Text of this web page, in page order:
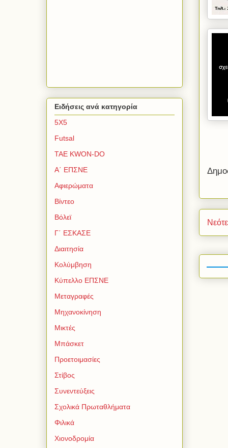
Ειδήσεις ανά κατηγορία
5Χ5
Futsal
TAE KWON-DO
Α΄ ΕΠΣΝΕ
Αφιερώματα
Βίντεο
Βόλεϊ
Γ΄ ΕΣΚΑΣΕ
Διαιτησία
Κολύμβηση
Κύπελλο ΕΠΣΝΕ
Μεταγραφές
Μηχανοκίνηση
Μικτές
Μπάσκετ
Προετοιμασίες
Στίβος
Συνεντεύξεις
Σχολικά Πρωταθλήματα
Φιλικά
Χιονοδρομία